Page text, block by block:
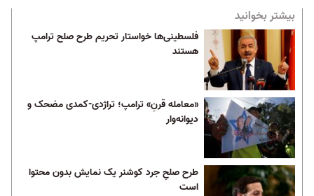
بیشتر بخوانید
فلسطینی‌ها خواستار تحریم طرح صلح ترامپ
هستند
«معامله قرنِ» ترامپ؛ تراژدی-کمدی مضحک و
دیوانه‌وار
طرح صلحِ جرد کوشنر یک نمایش بدون محتوا
است